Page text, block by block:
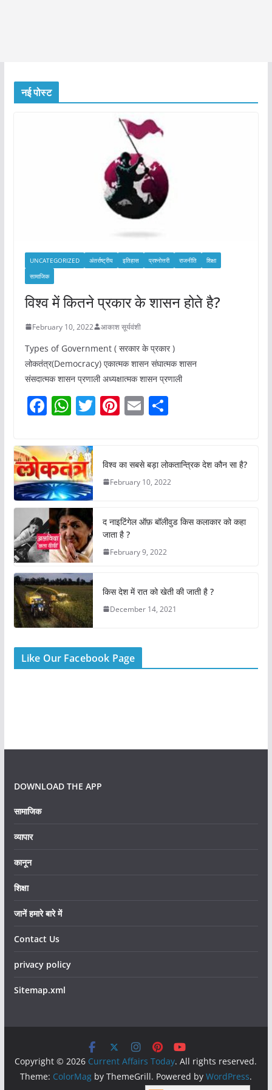
नई पोस्ट
UNCATEGORIZED अंतर्राष्ट्रीय इतिहास प्रश्नोत्तरी राजनीति
शिक्षा
सामाजिक
विश्व में कितने प्रकार के शासन होते है?
February 10, 2022 आकाश सूर्यवंशी
Types of Government ( सरकार के प्रकार )
लोकतंत्र(Democracy) एकात्मक शासन संघात्मक शासन
संसदात्मक शासन प्रणाली अध्यक्षात्मक शासन प्रणाली
F
c
e
b
o
o
k
W
at
s
A
p
p
T
er
Pi
e
st
E
l
S
e
विश्व का सबसे बड़ा लोकतान्त्रिक देश कौन सा है?
February 10, 2022
द नाइटिंगेल ऑफ़ बॉलीवुड किस कलाकार को कहा
जाता है ?
February 9, 2022
किस देश में रात को खेती की जाती है ?
December 14, 2021
Like Our Facebook Page
DOWNLOAD THE APP
सामाजिक
व्यापार
कानून
शिक्षा
जानें हमारे बारे में
Contact Us
privacy policy
Sitemap.xml
Copyright © 2026 Current Affairs Today. All rights reserved.
Theme: ColorMagby ThemeGrill. Powered by WordPress.